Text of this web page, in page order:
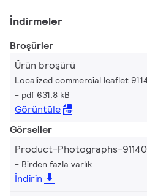
İndirmeler
Broşürler
Ürün broşürü
Localized commercial leaflet
pdf 631.8 kB
Görüntüle
Görseller
Product-Photographs-
Birden fazla varlık
İndirin